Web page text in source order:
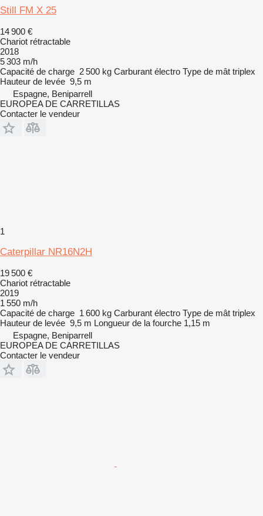
Still FM X 25
14 900 €
Chariot rétractable
2018
5 303 m/h
Capacité de charge 2 500 kg Carburant électro Type de mât triplex
Hauteur de levée 9,5 m
Espagne, Beniparrell
EUROPEA DE CARRETILLAS
Contacter le vendeur
1
Caterpillar NR16N2H
19 500 €
Chariot rétractable
2019
1 550 m/h
Capacité de charge 1 600 kg Carburant électro Type de mât triplex
Hauteur de levée 9,5 m Longueur de la fourche 1,15 m
Espagne, Beniparrell
EUROPEA DE CARRETILLAS
Contacter le vendeur